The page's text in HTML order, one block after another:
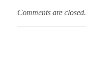
Comments are closed.